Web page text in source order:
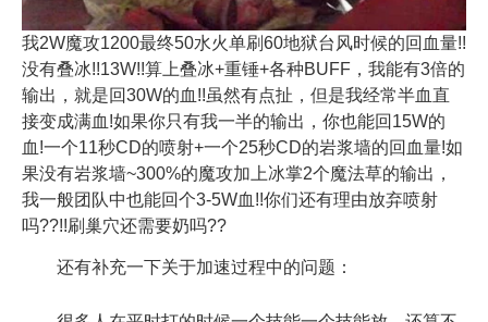
我2W魔攻1200最终50水火单刷60地狱台风时候的回血量!!
没有叠冰!!13W!!算上叠冰+重锤+各种BUFF，我能有3倍的
输出，就是回30W的血!!虽然有点扯，但是我经常半血直
接变成满血!如果你只有我一半的输出，你也能回15W的
血!一个11秒CD的喷射+一个25秒CD的岩浆墙的回血量!如
果没有岩浆墙~300%的魔攻加上冰掌2个魔法草的输出，
我一般团队中也能回个3-5W血!!你们还有理由放弃喷射
吗??!!刷巢穴还需要奶吗??
还有补充一下关于加速过程中的问题：